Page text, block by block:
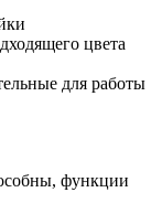
цвета
для работы
функции